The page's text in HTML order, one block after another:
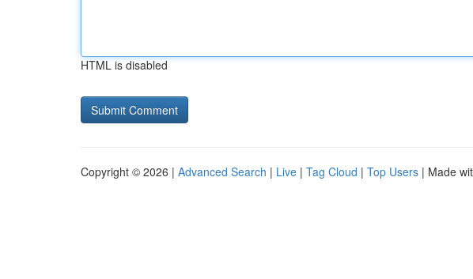
HTML is disabled
Copyright © 2026 | Advanced Search | Live | Tag Cloud | Top Users | Made